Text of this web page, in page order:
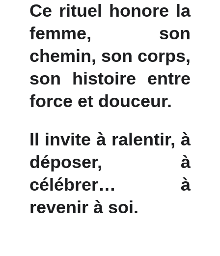
Ce rituel honore la
femme, son
chemin, son corps,
son histoire entre
force et douceur.
Il invite à ralentir, à
déposer, à
célébrer… à
revenir à soi.